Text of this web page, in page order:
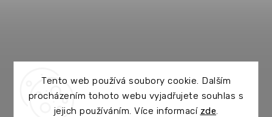
Tento web používá soubory cookie. Dalším
procházením tohoto webu vyjadřujete souhlas s
jejich používáním. Více informací zde